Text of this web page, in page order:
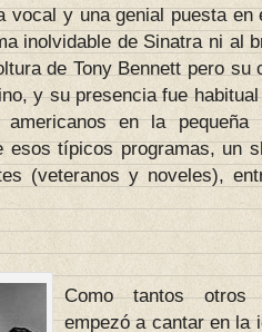
vocal y una genial puesta
inolvidable de Sinatra ni al
de Tony Bennett pero
y su presencia fue
en la pequeña
esos típicos programas, un
(veteranos y noveles),
Como tantos otros
empezó a cantar en la